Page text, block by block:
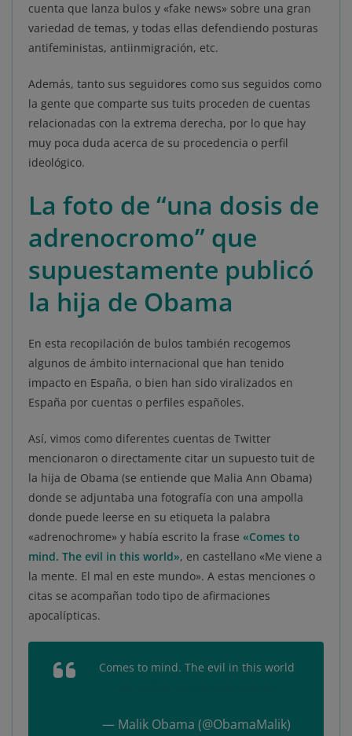
cuenta que lanza bulos y «fake news» sobre una gran
variedad de temas, y todas ellas defendiendo posturas
antifeministas, antiinmigración, etc.
Además, tanto sus seguidores como sus seguidos como
la gente que comparte sus tuits proceden de cuentas
relacionadas con la extrema derecha, por lo que hay
muy poca duda acerca de su procedencia o perfil
ideológico.
La foto de “una dosis de
adrenocromo” que
supuestamente publicó
la hija de Obama
En esta recopilación de bulos también recogemos
algunos de ámbito internacional que han tenido
impacto en España, o bien han sido viralizados en
España por cuentas o perfiles españoles.
Así, vimos como diferentes cuentas de Twitter
mencionaron o directamente citar un supuesto tuit de
la hija de Obama (se entiende que Malia Ann Obama)
donde se adjuntaba una fotografía con una ampolla
donde puede leerse en su etiqueta la palabra
«adrenochrome» y había escrito la frase «Comes to
mind. The evil in this world», en castellano «Me viene a
la mente. El mal en este mundo». A estas menciones o
citas se acompañan todo tipo de afirmaciones
apocalípticas.
Comes to mind. The evil in this world
— Malik Obama (@ObamaMalik)